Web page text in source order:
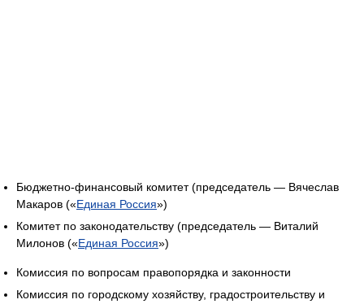
Бюджетно-финансовый комитет (председатель — Вячеслав
Макаров («Единая Россия»)
Комитет по законодательству (председатель — Виталий
Милонов («Единая Россия»)
Комиссия по вопросам правопорядка и законности
Комиссия по городскому хозяйству, градостроительству и